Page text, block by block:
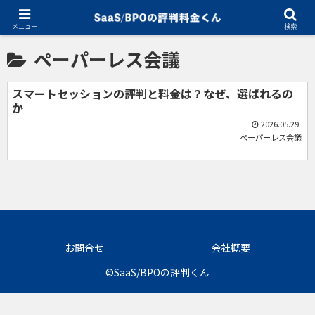
ホーム ペーパーレス会議
ペーパーレス会議
スマートセッションの評判と料金は？なぜ、選ばれるの
か
2026.05.29
ペーパーレス会議
お問合せ
会社概要
©SaaS/BPOの評判くん
メニュー 検索